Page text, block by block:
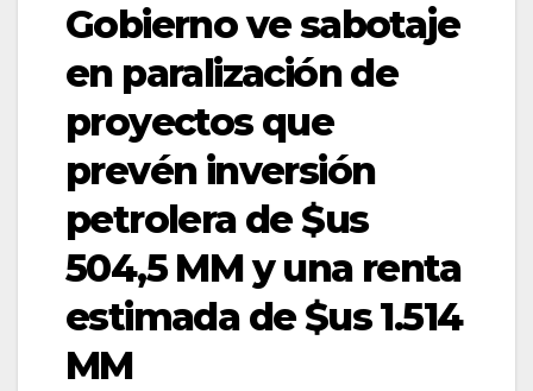
Gobierno ve sabotaje
en paralización de
proyectos que
prevén inversión
petrolera de $us
504,5 MM y una renta
estimada de $us 1.514
MM